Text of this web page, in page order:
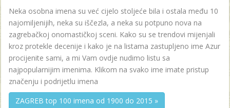
Neka osobna imena su već cijelo stoljeće bila i ostala među 10
najomiljenijih, neka su iščezla, a neka su potpuno nova na
zagrebačkoj onomastičkoj sceni. Kako su se trendovi mijenjali
kroz protekle decenije i kako je na listama zastupljeno ime Azur
procijenite sami, a mi Vam ovdje nudimo listu sa
najpopularnijim imenima. Klikom na svako ime imate pristup
značenju i podrijetlu imena
ZAGREB top 100 imena od 1900 do 2015 »